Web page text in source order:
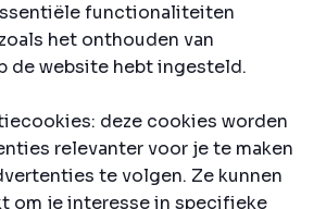
functionaliteiten
het onthouden van
de website hebt ingesteld.
deze cookies worden
relevanter voor je te maken
te volgen. Ze kunnen
om je interesse in specifieke